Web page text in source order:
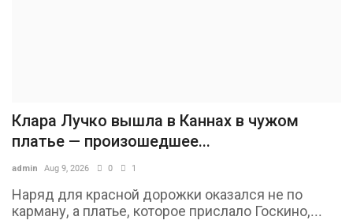
Клара Лучко вышла в Каннах в чужом
платье — произошедшее...
admin Aug 9, 2026 0 1
Наряд для красной дорожки оказался не по
карману, а платье, которое прислало Госкино,...